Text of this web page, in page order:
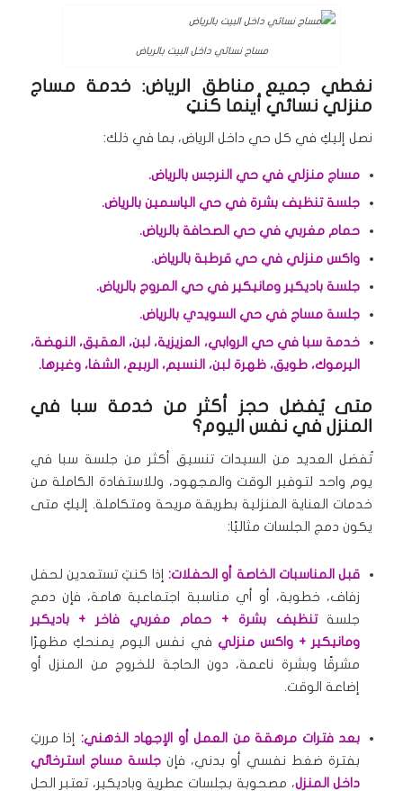
مساج نسائي داخل البيت بالرياض
نغطي جميع مناطق الرياض: خدمة مساج
منزلي نسائي أينما كنتِ
نصل إليكِ في كل حي داخل الرياض، بما في ذلك:
مساج منزلي في حي النرجس بالرياض.
جلسة تنظيف بشرة في حي الياسمين بالرياض.
حمام مغربي في حي الصحافة بالرياض.
واكس منزلي في حي قرطبة بالرياض.
جلسة باديكير ومانيكير في حي المروج بالرياض.
جلسة مساج في حي السويدي بالرياض.
خدمة سبا في حي الروابي، العزيزية، لبن، العقيق، النهضة،
اليرموك، طويق، ظهرة لبن، النسيم، الربيع، الشفا، وغيرها.
متى يُفضل حجز أكثر من خدمة سبا في
المنزل في نفس اليوم؟
تُفضل العديد من السيدات تنسيق أكثر من جلسة سبا في
يوم واحد لتوفير الوقت والمجهود، وللاستفادة الكاملة من
خدمات العناية المنزلية بطريقة مريحة ومتكاملة. إليكِ متى
يكون دمج الجلسات مثاليًا:
قبل المناسبات الخاصة أو الحفلات:إذا كنتِ تستعدين لحفل
زفاف، خطوبة، أو أي مناسبة اجتماعية هامة، فإن دمج
جلسةتنظيف بشرة + حمام مغربي فاخر + باديكير
ومانيكير + واكس منزلي في نفس اليوم يمنحكِ مظهرًا
مشرقًا وبشرة ناعمة، دون الحاجة للخروج من المنزل أو
إضاعة الوقت.
بعد فترات مرهقة من العمل أو الإجهاد الذهني: إذا مررتِ
بفترة ضغط نفسي أو بدني، فإنجلسة مساج استرخائي
داخل المنزل، مصحوبة بجلسات عطرية وباديكير، تعتبر الحل